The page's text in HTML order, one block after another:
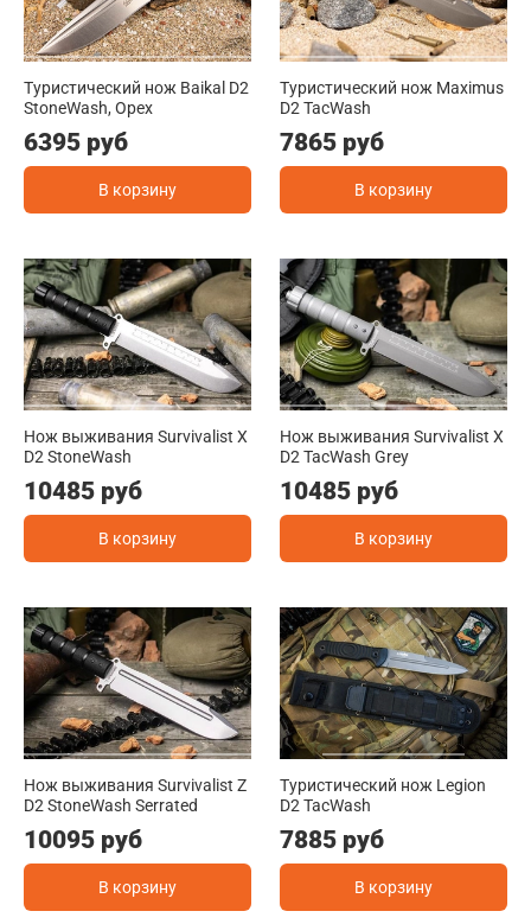
Туристический нож Baikal D2
StoneWash, Орех
6395 руб
В корзину
Туристический нож Maximus
D2 TacWash
7865 руб
В корзину
Нож выживания Survivalist X
D2 StoneWash
10485 руб
В корзину
Нож выживания Survivalist X
D2 TacWash Grey
10485 руб
В корзину
Нож выживания Survivalist Z
D2 StoneWash Serrated
10095 руб
В корзину
Туристический нож Legion
D2 TacWash
7885 руб
В корзину